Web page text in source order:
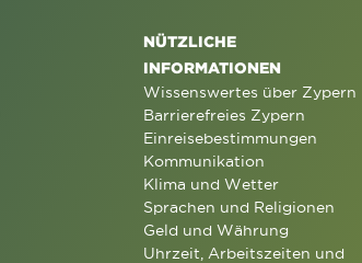
NÜTZLICHE
INFORMATIONEN
Wissenswertes über Zypern
Barrierefreies Zypern
Einreisebestimmungen
Kommunikation
Klima und Wetter
Sprachen und Religionen
Geld und Währung
Uhrzeit, Arbeitszeiten und